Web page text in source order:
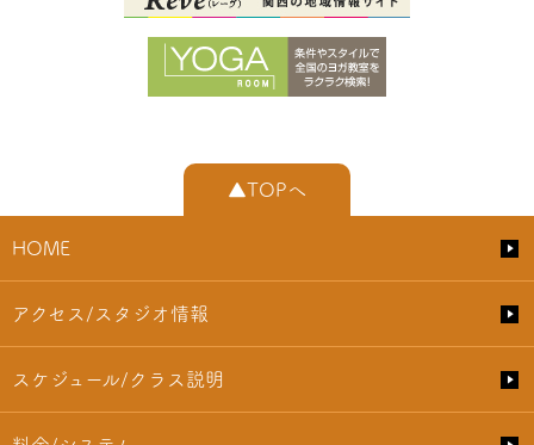
▲TOPへ
HOME
アクセス/スタジオ情報
スケジュール/クラス説明